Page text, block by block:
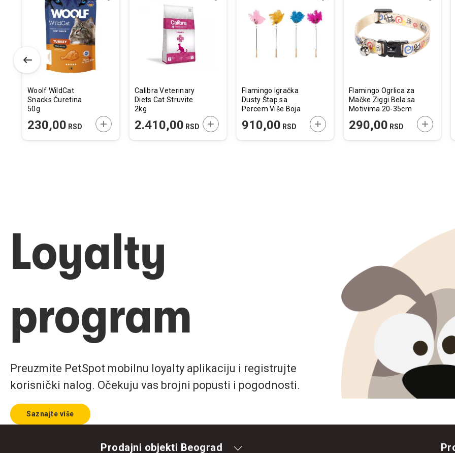
U KORPU
Woolf WildCat
Snacks Ćuretina
50g
230,00 RSD DODAJTE U KORPU
Calibra Veterinary
Diets Cat Struvite
2kg
2.410,00 RSD DODAJTE U KORPU
Flamingo Igračka
Dusty Štap sa
Percem Više Boja
910,00 RSD DODAJTE U KORPU
u
listu
Flamingo Ogrlica za
Mačke Ziggi Bela sa
Motivima 20-35cm
290,00 RSD
listu
želja
Loyalty
program
Preuzmite PetSpot mobilnu loyalty aplikaciju i registrujte
korisnički nalog. Očekuju vas brojni popusti i pogodnosti.
Saznajte više
Prodajni objekti Beograd